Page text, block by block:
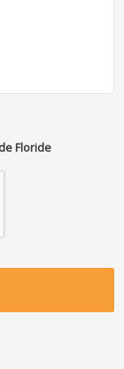
Floride